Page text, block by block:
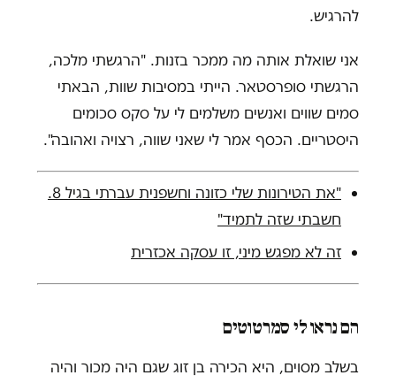
להרגיש.
אני שואלת אותה מה ממכר בזנות. "הרגשתי מלכה,
הרגשתי סופרסטאר. הייתי במסיבות שוות, הבאתי
סמים שווים ואנשים משלמים לי על סקס סכומים
היסטריים. הכסף אמר לי שאני שווה, רצויה ואהובה".
"את הטירונות שלי כזונה וחשפנית עברתי בגיל 8.
חשבתי שזה לתמיד"
זה לא מפגש מיני, זו עסקה אכזרית
הם נראו לי סמרטוטים
בשלב מסוים, היא הכירה בן זוג שגם היה מכור והיה